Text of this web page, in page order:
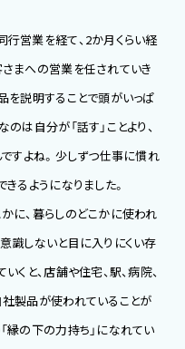
営業を経て、2か月くらい経
まへの営業を任されていき
を説明することで頭がいっぱ
は自分が「話す」ことより、
ですよね。少しずつ仕事に慣れ
るようになりました。
に、暮らしのどこかに使われ
識しないと目に入りにくい存
くと、店舗や住宅、駅、病院、
製品が使われていることが
縁の下の力持ち」になれてい